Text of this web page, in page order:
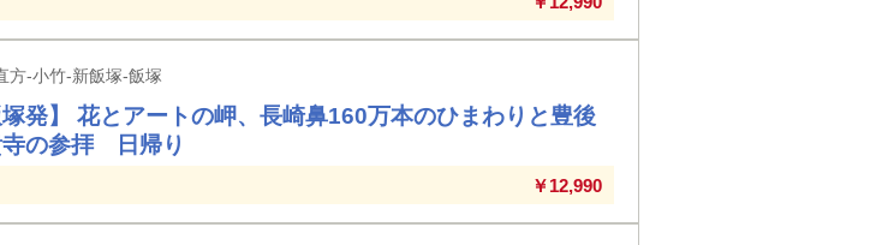
方-小竹-新飯塚-飯塚
塚発】 花とアートの岬、長崎鼻160万本のひまわりと豊後
寺の参拝 日帰り
￥12,990